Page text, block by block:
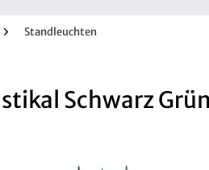
Standleuchten
Schwarz